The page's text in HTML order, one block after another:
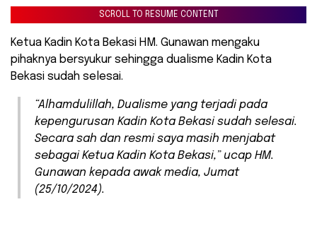
SCROLL TO RESUME CONTENT
Ketua Kadin Kota Bekasi HM. Gunawan mengaku
pihaknya bersyukur sehingga dualisme Kadin Kota
Bekasi sudah selesai.
“Alhamdulillah, Dualisme yang terjadi pada
kepengurusan Kadin Kota Bekasi sudah selesai.
Secara sah dan resmi saya masih menjabat
sebagai Ketua Kadin Kota Bekasi,” ucap HM.
Gunawan kepada awak media, Jumat
(25/10/2024).